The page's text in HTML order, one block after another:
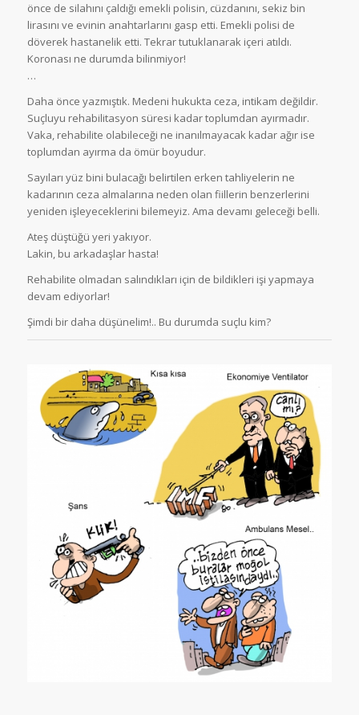
önce de silahını çaldığı emekli polisin, cüzdanını, sekiz bin
lirasını ve evinin anahtarlarını gasp etti. Emekli polisi de
döverek hastanelik etti. Tekrar tutuklanarak içeri atıldı.
Koronası ne durumda bilinmiyor!
…
Daha önce yazmıştık. Medeni hukukta ceza, intikam değildir.
Suçluyu rehabilitasyon süresi kadar toplumdan ayırmadır.
Vaka, rehabilite olabileceği ne inanılmayacak kadar ağır ise
toplumdan ayırma da ömür boyudur.
Sayıları yüz bini bulacağı belirtilen erken tahliyelerin ne
kadarının ceza almalarına neden olan fiillerin benzerlerini
yeniden işleyeceklerini bilemeyiz. Ama devamı geleceği belli.
Ateş düştüğü yeri yakıyor.
Lakin, bu arkadaşlar hasta!
Rehabilite olmadan salındıkları için de bildikleri işi yapmaya
devam ediyorlar!
Şimdi bir daha düşünelim!.. Bu durumda suçlu kim?